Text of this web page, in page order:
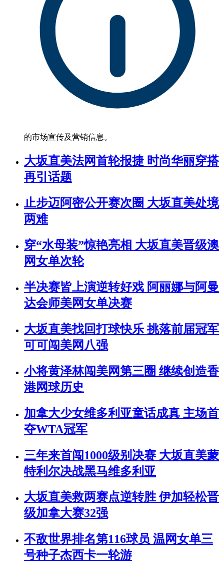
的市场宣传及营销信息。
大坂直美法网首轮报捷 时尚华丽穿搭
再引话题
止步迈阿密公开赛次圈 大坂直美处境
两难
穿“水母装”惊艳亮相 大坂直美晋级澳
网女单次轮
半决赛皆上演逆转好戏 阿丽娜与阿曼
达会师美网女单决赛
大坂直美找回打球快乐 挑落前届冠军
可可闯美网八强
小将黄泽林闯美网第三圈 继续创造香
港网球历史
加拿大少女维多利亚童话成真 主场首
夺WTA冠军
三年来首闯1000级别决赛 大坂直美蒙
特利尔决战黑马维多利亚
大坂直美救两赛点逆转胜 伊加轻松晋
级加拿大赛32强
不敌世界排名第116球员 温网女单三
号种子杰西卡一轮游